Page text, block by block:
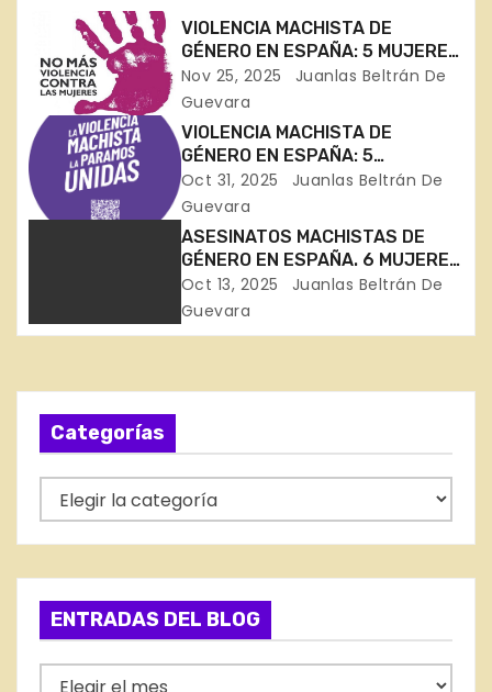
g
a
c
i
d
e
n
t
r
d
VIOLENCIA MACHISTA DE
GÉNERO EN ESPAÑA: 5 MUJERES
ASESINADAS EN 3 SEMANAS DE
NOVIEMBRE (en Huelva,
Zaragoza, Barcelona, Madrid y
Málaga)
Nov 25, 2025
Juanlas Beltrán De
Guevara
VIOLENCIA MACHISTA DE
GÉNERO EN ESPAÑA: 5
ASESINADAS EN 15 DÍAS
(Badajoz, Gipuzkoa, Madrid,
Alicante y Murcia)
Oct 31, 2025
Juanlas Beltrán De
Guevara
ASESINATOS MACHISTAS DE
GÉNERO EN ESPAÑA. 6 MUJERES
ASESINADAS EN SEPTIEMBRE
(Sevilla, Murcia, Sevilla, Málaga,
Girona, Badajoz)
Oct 13, 2025
Juanlas Beltrán De
Guevara
Categorías
a
t
e
o
ENTRADAS DEL BLOG